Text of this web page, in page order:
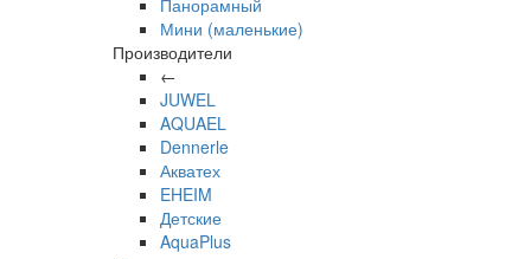
Панорамный
Мини (маленькие)
Производители
←
JUWEL
AQUAEL
Dennerle
Акватех
EHEIM
Детские
AquaPlus